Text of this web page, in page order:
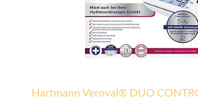
Hartmann Veroval® DUO